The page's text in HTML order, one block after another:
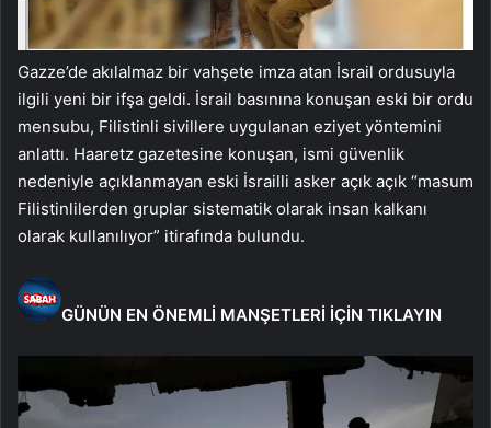
Gazze’de akılalmaz bir vahşete imza atan İsrail ordusuyla
ilgili yeni bir ifşa geldi. İsrail basınına konuşan eski bir ordu
mensubu, Filistinli sivillere uygulanan eziyet yöntemini
anlattı. Haaretz gazetesine konuşan, ismi güvenlik
nedeniyle açıklanmayan eski İsrailli asker açık açık “masum
Filistinlilerden gruplar sistematik olarak insan kalkanı
olarak kullanılıyor” itirafında bulundu.
GÜNÜN EN ÖNEMLİ MANŞETLERİ İÇİN TIKLAYIN